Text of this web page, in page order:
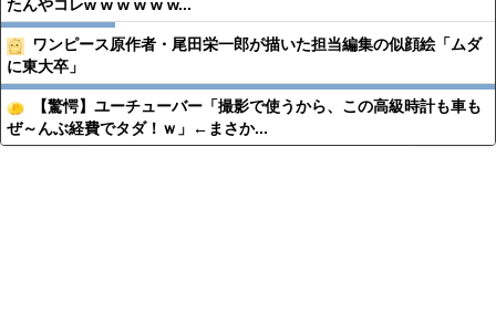
たんやコレw w w w w w...
ワンピース原作者・尾田栄一郎が描いた担当編集の似顔絵「ムダ
に東大卒」
【驚愕】ユーチューバー「撮影で使うから、この高級時計も車も
ぜ～んぶ経費でタダ！ｗ」←まさか...